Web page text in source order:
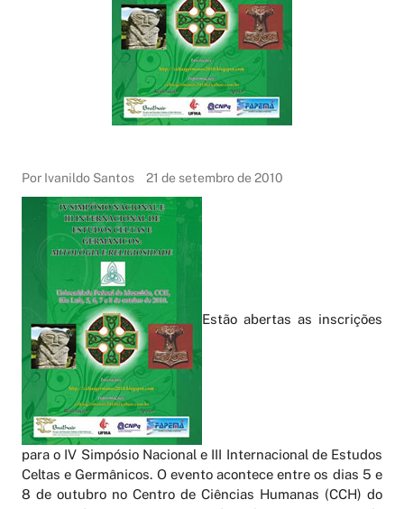
Por Ivanildo Santos 21 de setembro de 2010
Estão abertas as inscrições
para o IV Simpósio Nacional e III Internacional de Estudos
Celtas e Germânicos. O evento acontece entre os dias 5 e
8 de outubro no Centro de Ciências Humanas (CCH) do